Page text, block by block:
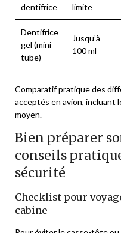
dentifrice
limite
Dentifrice
gel (mini
tube)
Jusqu’à
100 ml
Comparatif pratique des
acceptés en avion, incluant
moyen.
Bien préparer
conseils
sécurité
Checklist pour
cabine